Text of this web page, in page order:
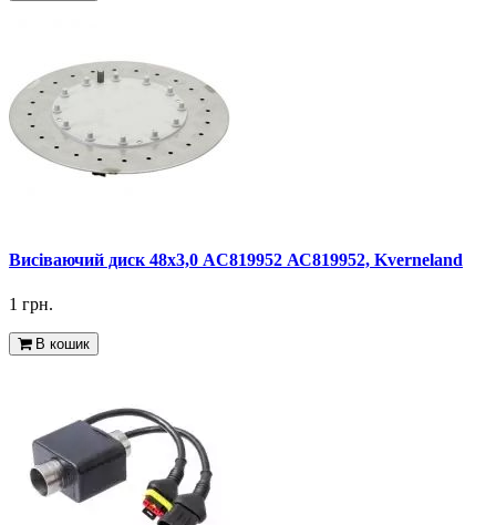
Висіваючий диск 48х3,0 AC819952 АС819952, Kverneland
1 грн.
В кошик